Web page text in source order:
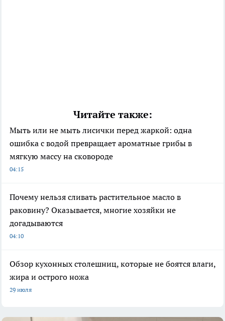
Читайте также:
Мыть или не мыть лисички перед жаркой: одна
ошибка с водой превращает ароматные грибы в
мягкую массу на сковороде
04:15
Почему нельзя сливать растительное масло в
раковину? Оказывается, многие хозяйки не
догадываются
04:10
Обзор кухонных столешниц, которые не боятся влаги,
жира и острого ножа
29 июля